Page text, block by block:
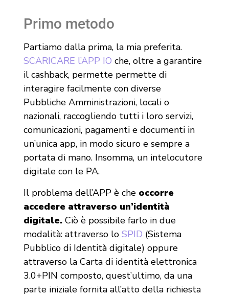
Primo metodo
Partiamo dalla prima, la mia preferita.
SCARICARE l’APP IO che, oltre a garantire
il cashback, permette permette di
interagire facilmente con diverse
Pubbliche Amministrazioni, locali o
nazionali, raccogliendo tutti i loro servizi,
comunicazioni, pagamenti e documenti in
un’unica app, in modo sicuro e sempre a
portata di mano. Insomma, un intelocutore
digitale con le PA.
Il problema dell’APP è che occorre
accedere attraverso un’identità
digitale.Ciò è possibile farlo in due
modalità: attraverso lo SPID (Sistema
Pubblico di Identità digitale) oppure
attraverso la Carta di identità elettronica
3.0+PIN composto, quest’ultimo, da una
parte iniziale fornita all’atto della richiesta